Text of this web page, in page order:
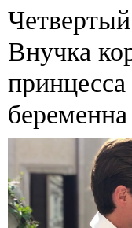
Внучка
беременна